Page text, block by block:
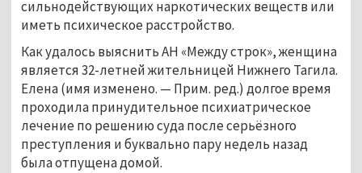
сильнодействующих наркотических веществ или
иметь психическое расстройство.
Как удалось выяснить АН «Между строк», женщина
является 32-летней жительницей Нижнего Тагила.
Елена (имя изменено. — Прим. ред.) долгое время
проходила принудительное психиатрическое
лечение по решению суда после серьёзного
преступления и буквально пару недель назад
была отпущена домой.